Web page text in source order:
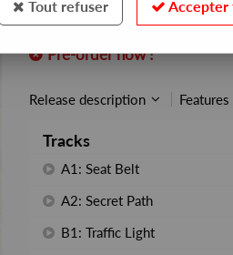
Pre-order now !
Release description Features
Tracks
A1: Seat Belt
A2: Secret Path
B1: Traffic Light
Tout refuser Accepter